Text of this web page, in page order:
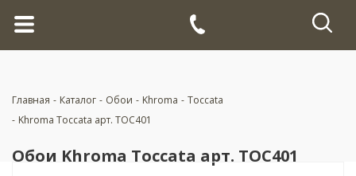
Главная - Каталог - Обои - Khroma - Toccata
- Khroma Toccata арт. TOC401
Обои Khroma Toccata арт. TOC401